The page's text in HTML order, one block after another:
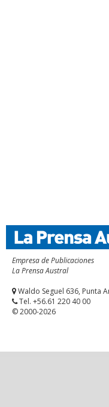
Empresa de Publicaciones
La Prensa Austral
Waldo Seguel 636, Punta
Tel. +56.61 220 40 00
© 2000-2026